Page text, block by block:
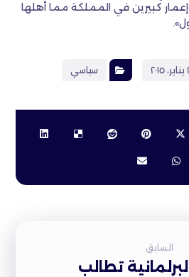
كبيرين في المملكة مما أهلها
سياسي
السابق
البرلمانية تطالب